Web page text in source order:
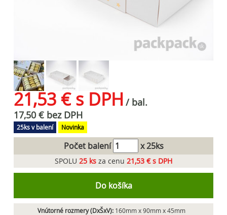
21,53 € s DPH / bal.
17,50 € bez DPH
25ks v balení Novinka
Počet balení x 25ks
SPOLU 25 ks za cenu 21,53 € s DPH
Do košíka
Vnútorné rozmery (DxŠxV): 160mm x 90mm x 45mm